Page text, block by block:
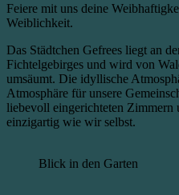
Feiere mit uns deine
Weiblichkeit.
Das Städtchen Gefrees liegt an
Fichtelgebirges und wird von
umsäumt. Die idyllische
Atmosphäre für unsere
liebevoll eingerichteten Zimmern
einzigartig wie wir selbst.
Blick in den Garten